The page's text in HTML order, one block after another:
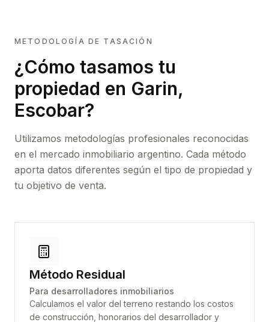
METODOLOGÍA DE TASACIÓN
¿Cómo tasamos tu
propiedad en Garin,
Escobar?
Utilizamos metodologías profesionales reconocidas
en el mercado inmobiliario argentino. Cada método
aporta datos diferentes según el tipo de propiedad y
tu objetivo de venta.
Método Residual
Para desarrolladores inmobiliarios
Calculamos el valor del terreno restando los costos
de construcción, honorarios del desarrollador y